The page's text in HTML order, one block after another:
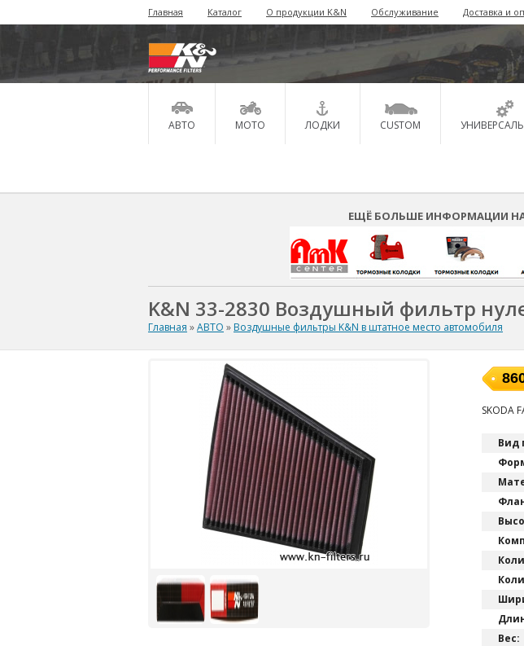
Главная Каталог О продукции K&N Обслуживание Доставка и
АВТО МОТО ЛОДКИ CUSTOM
ЕЩЁ БОЛЬШЕ ИНФОРМАЦИИ
K&N 33-2830 Воздушный фильтр
Главная »АВТО » Воздушные фильтры K&N в штатное место автомобиля
SKODA
Вид
Вес: